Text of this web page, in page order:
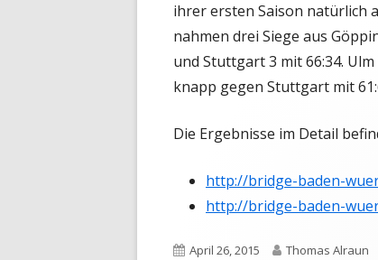
ihrer ersten Saison natürlich
nahmen drei Siege aus
und Stuttgart 3 mit 66:34.
knapp gegen Stuttgart mit
Die Ergebnisse im Detail
http://bridge-baden-
http://bridge-baden-
Veröffentlicht
April 26, 2015 Autor
Thomas Alraun